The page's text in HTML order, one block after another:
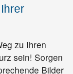
zu Ihren
sein! Sorgen
Bilder